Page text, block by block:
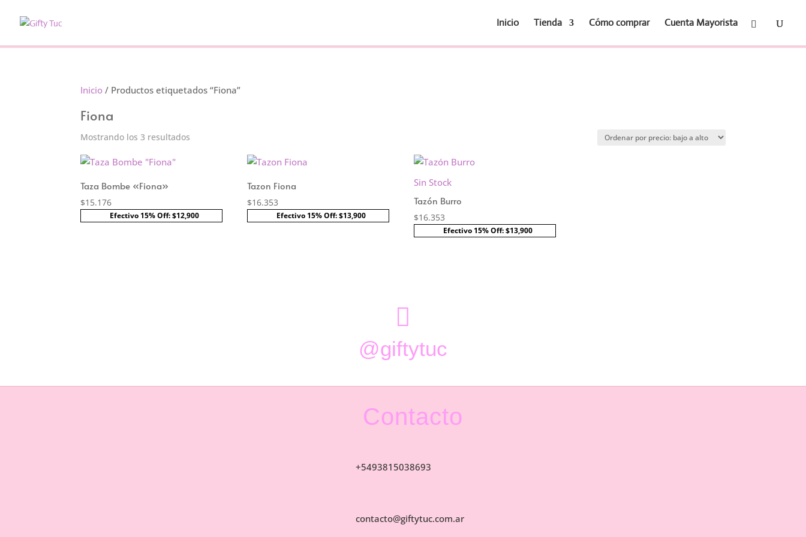
Inicio Tienda Cómo comprar Cuenta Mayorista
Inicio / Productos etiquetados “Fiona”
Fiona
Mostrando los 3 resultados
alto
Taza Bombe «Fiona»
$15.176
Efectivo 15% Off: $12,900
Tazon Fiona
$16.353
Efectivo 15% Off: $13,900
Sin Stock
Tazón Burro
$16.353
Efectivo 15% Off: $13,900

@giftytuc
Contacto
+5493815038693
contacto@giftytuc.com.ar